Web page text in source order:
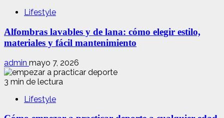
Lifestyle
Alfombras lavables y de lana: cómo elegir estilo,
materiales y fácil mantenimiento
admin mayo 7, 2026
3 min de lectura
Lifestyle